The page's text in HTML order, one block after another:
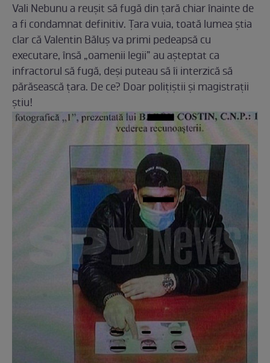
Vali Nebunu a reușit să fugă din țară chiar înainte de
a fi condamnat definitiv. Țara vuia, toată lumea știa
clar că Valentin Băluș va primi pedeapsă cu
executare, însă „oamenii legii” au așteptat ca
infractorul să fugă, deși puteau să îi interzică să
părăsească țara. De ce? Doar polițiștii și magistrații
știu!